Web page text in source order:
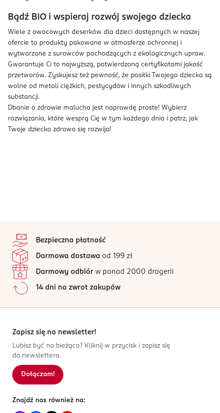
Bądź BIO i wspieraj rozwój swojego dziecka
Wiele z owocowych deserków dla dzieci dostępnych w naszej
ofercie to produkty pakowane w atmosferze ochronnej i
wytwarzane z surowców pochodzących z ekologicznych upraw.
Gwarantuje Ci to najwyższą, potwierdzoną certyfikatami jakość
przetworów. Zyskujesz też pewność, że posiłki Twojego dziecka są
wolne od metali ciężkich, pestycydów i innych szkodliwych
substancji.
Dbanie o zdrowie malucha jest naprawdę proste! Wybierz
rozwiązania, które wesprą Cię w tym każdego dnia i patrz, jak
Twoje dziecko zdrowo się rozwija!
Bezpieczna płatność
Darmowa dostawa od 199 zł
Darmowy odbiór w ponad 2000 drogerii
14 dni na zwrot zakupów
Zapisz się na newsletter!
Lubisz być na bieżąco? Kliknij w przycisk i zapisz się
do newslettera.
Dołączam!
Znajdź nas również na: